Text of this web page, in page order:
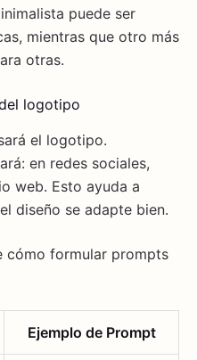
puede ser
mientras que otro más
otras.
logotipo
el logotipo.
en redes sociales,
web. Esto ayuda a
diseño se adapte bien.
cómo formular prompts
Ejemplo de Prompt